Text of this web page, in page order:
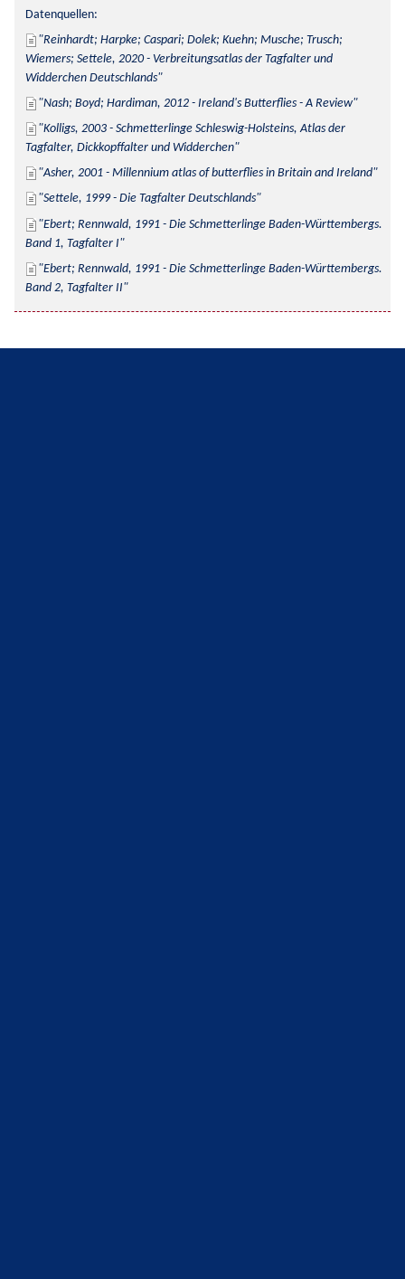
Datenquellen:
Reinhardt; Harpke; Caspari; Dolek; Kuehn; Musche; Trusch;
Wiemers; Settele, 2020 - Verbreitungsatlas der Tagfalter und
Widderchen Deutschlands
Nash; Boyd; Hardiman, 2012 - Ireland's Butterflies - A Review
Kolligs, 2003 - Schmetterlinge Schleswig-Holsteins, Atlas der
Tagfalter, Dickkopffalter und Widderchen
Asher, 2001 - Millennium atlas of butterflies in Britain and Ireland
Settele, 1999 - Die Tagfalter Deutschlands
Ebert; Rennwald, 1991 - Die Schmetterlinge Baden-Württembergs.
Band 1, Tagfalter I
Ebert; Rennwald, 1991 - Die Schmetterlinge Baden-Württembergs.
Band 2, Tagfalter II